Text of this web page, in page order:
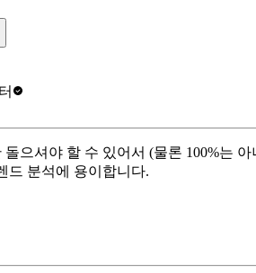
으셔야 할 수 있어서 (물론 100%는
드 분석에 용이합니다.